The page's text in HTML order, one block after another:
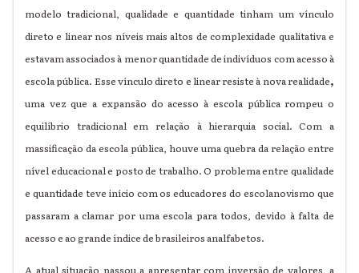
modelo tradicional, qualidade e quantidade tinham um vínculo
direto e linear nos níveis mais altos de complexidade qualitativa e
estavam associados à menor quantidade de indivíduos com acesso à
escola pública. Esse vínculo direto e linear resiste à nova realidade,
uma vez que a expansão do acesso à escola pública rompeu o
equilíbrio tradicional em relação à hierarquia social. Com a
massificação da escola pública, houve uma quebra da relação entre
nível educacional e posto de trabalho. O problema entre qualidade
e quantidade teve início com os educadores do escolanovismo que
passaram a clamar por uma escola para todos, devido à falta de
acesso e ao grande índice de brasileiros analfabetos.
A atual situação passou a apresentar com inversão de valores, a